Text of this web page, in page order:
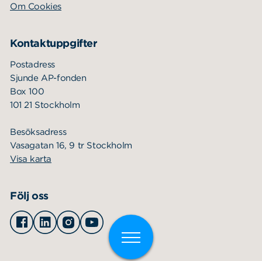
Om Cookies
Kontaktuppgifter
Postadress
Sjunde AP-fonden
Box 100
101 21 Stockholm
Besöksadress
Vasagatan 16, 9 tr Stockholm
Visa karta
Följ oss
Facebook
LinkedinInstagramYoutube